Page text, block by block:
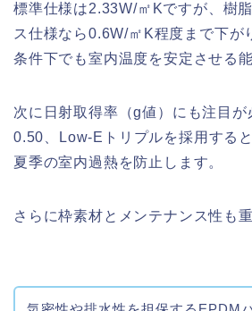
標準仕様は2.33W/㎡Kですが、樹
ス仕様なら0.6W/㎡K程度まで下
条件下でも室内温度を安定させる
次に日射取得率（g値）にも注目が
0.50、Low-Eトリプルを採用する
夏季の室内過熱を防止します。
さらに枠素材とメンテナンス性も重